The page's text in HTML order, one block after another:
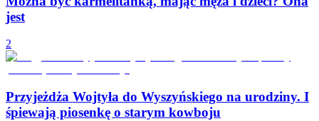
jest
2
Przyjeżdża Wojtyła do Wyszyńskiego na urodziny. I
śpiewają piosenkę o starym kowboju